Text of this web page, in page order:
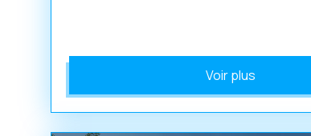
Voir plus